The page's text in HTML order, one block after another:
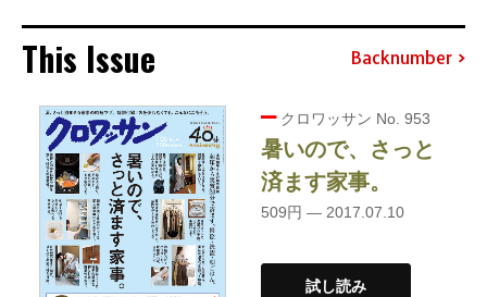
This Issue Backnumber
クロワッサン No. 953
暑いので、さっと
済ます家事。
509円 — 2017.07.10
試し読み